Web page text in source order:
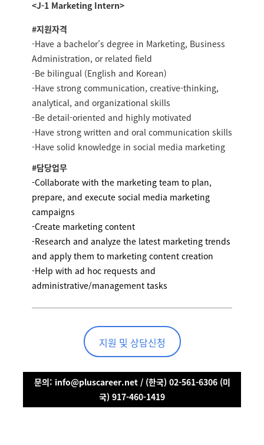
<J-1 Marketing Intern>
#지원자격
-Have a bachelor’s degree in Marketing, Business
Administration, or related field
-Be bilingual (English and Korean)
-Have strong communication, creative-thinking,
analytical, and organizational skills
-Be detail-oriented and highly motivated
-Have strong written and oral communication skills
-Have solid knowledge in social media marketing
#담당업무
-Collaborate with the marketing team to plan,
prepare, and execute social media marketing
campaigns
-Create marketing content
-Research and analyze the latest marketing trends
and apply them to marketing content creation
-Help with ad hoc requests and
administrative/management tasks
지원 및 상담신청
문의: info@pluscareer.net / (한국) 02-561-6306 (미
국) 917-460-1419